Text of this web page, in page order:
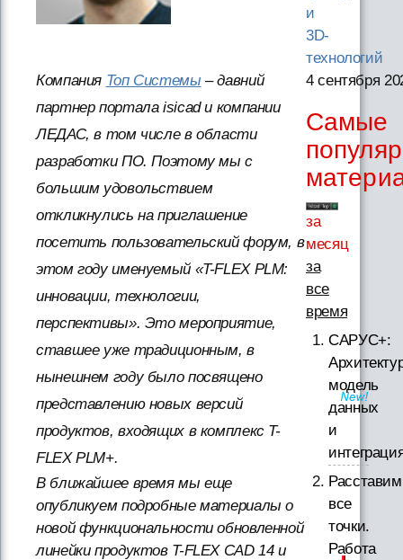
Компания Топ Системы – давний
партнер портала isicad и компании
ЛЕДАС, в том числе в области
разработки ПО. Поэтому мы с
большим удовольствием
откликнулись на приглашение
посетить пользовательский форум, в
этом году именуемый «T-FLEX PLM:
инновации, технологии,
перспективы». Это мероприятие,
ставшее уже традиционным, в
нынешнем году было посвящено
представлению новых версий
продуктов, входящих в комплекс T-
FLEX PLM+.
В ближайшее время мы еще
опубликуем подробные материалы о
новой функциональности обновленной
линейки продуктов T-FLEX CAD 14 и
и
3D-
технологий
4 сентября
Самые
за
месяц
за
все
время
САРУС+:
модель
данных
и
Расставим
все
точки.
Работа